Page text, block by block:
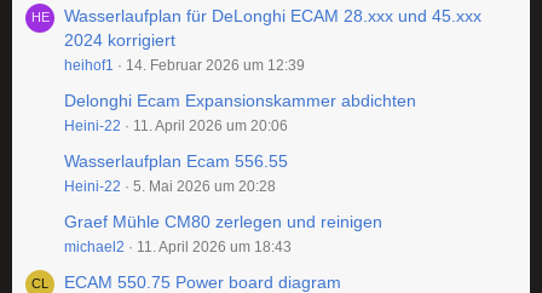
Wasserlaufplan für DeLonghi ECAM 28.xxx und 45.xxx
2024 korrigiert
heihof1 14. Februar 2026 um 12:39
Delonghi Ecam Expansionskammer abdichten
Heini-22 11. April 2026 um 20:06
Wasserlaufplan Ecam 556.55
Heini-22 5. Mai 2026 um 20:28
Graef Mühle CM80 zerlegen und reinigen
michael2 11. April 2026 um 18:43
ECAM 550.75 Power board diagram